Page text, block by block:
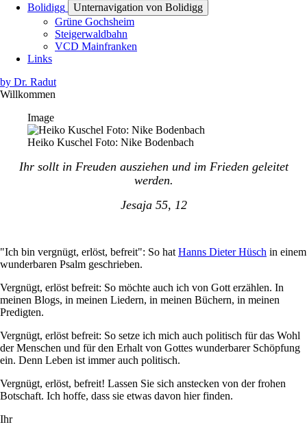
Bolidigg
Unternavigation von Bolidigg
Grüne Gochsheim
Steigerwaldbahn
VCD Mainfranken
Links
by Dr. Radut
Willkommen
Image
Heiko Kuschel Foto: Nike Bodenbach
Ihr sollt in Freuden ausziehen und im Frieden geleitet
werden.
Jesaja 55, 12
"Ich bin vergnügt, erlöst, befreit": So hat Hanns Dieter Hüsch in einem
wunderbaren Psalm geschrieben.
Vergnügt, erlöst befreit: So möchte auch ich von Gott erzählen. In
meinen Blogs, in meinen Liedern, in meinen Büchern, in meinen
Predigten.
Vergnügt, erlöst befreit: So setze ich mich auch politisch für das Wohl
der Menschen und für den Erhalt von Gottes wunderbarer Schöpfung
ein. Denn Leben ist immer auch politisch.
Vergnügt, erlöst, befreit! Lassen Sie sich anstecken von der frohen
Botschaft. Ich hoffe, dass sie etwas davon hier finden.
Ihr